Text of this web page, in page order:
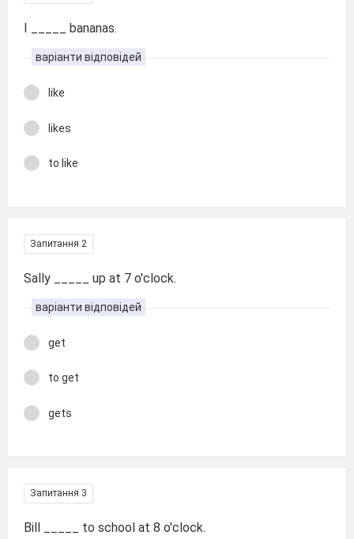
I _____ bananas.
варіанти відповідей
like
likes
to like
Запитання 2
Sally _____ up at 7 o'clock.
варіанти відповідей
get
to get
gets
Запитання 3
Bill _____ to school at 8 o'clock.